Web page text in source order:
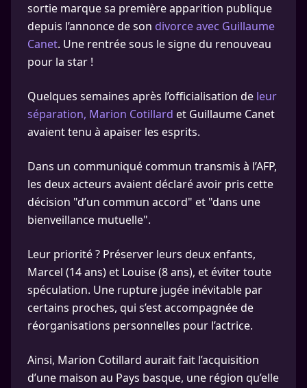
sortie marque sa première apparition publique
depuis l’annonce de son divorce avec Guillaume
Canet. Une rentrée sous le signe du renouveau
pour la star !
Quelques semaines après l’officialisation de leur
séparation, Marion Cotillard et Guillaume Canet
avaient tenu à apaiser les esprits.
Dans un communiqué commun transmis à l’AFP,
les deux acteurs avaient déclaré avoir pris cette
décision "d’un commun accord" et "dans une
bienveillance mutuelle".
Leur priorité ? Préserver leurs deux enfants,
Marcel (14 ans) et Louise (8 ans), et éviter toute
spéculation. Une rupture jugée inévitable par
certains proches, qui s’est accompagnée de
réorganisations personnelles pour l’actrice.
Ainsi, Marion Cotillard aurait fait l’acquisition
d’une maison au Pays basque, une région qu’elle